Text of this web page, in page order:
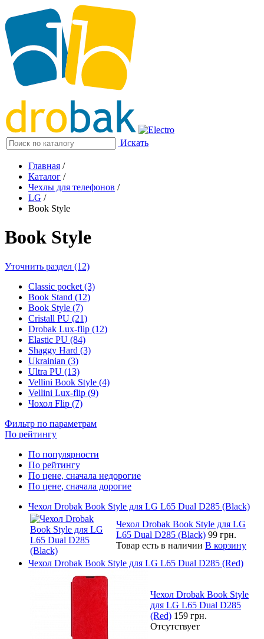
Искать
Главная /
Каталог /
Чехлы для телефонов /
LG /
Book Style
Book Style
Уточнить раздел (12)
Classic pocket (3)
Book Stand (12)
Book Style (7)
Cristall PU (21)
Drobak Lux-flip (12)
Elastic PU (84)
Shaggy Hard (3)
Ukrainian (3)
Ultra PU (13)
Vellini Book Style (4)
Vellini Lux-flip (9)
Чохол Flip (7)
Фильтр по параметрам
По рейтингу
По популярности
По рейтингу
По цене, сначала недорогие
По цене, сначала дорогие
Чехол Drobak Book Style для LG L65 Dual D285 (Black)
Чехол Drobak Book Style для LG
L65 Dual D285 (Black) 99 грн.
Товар есть в наличии В корзину
Чехол Drobak Book Style для LG L65 Dual D285 (Red)
Чехол Drobak Book Style
для LG L65 Dual D285
(Red) 159 грн.
Отсутствует